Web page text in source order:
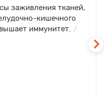
заживления тканей,
кишечного
иммунитет.